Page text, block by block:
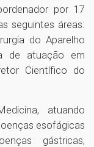
por 17
seguintes áreas:
do Aparelho
de atuação em
Científico do
atuando
esofágicas
gástricas,